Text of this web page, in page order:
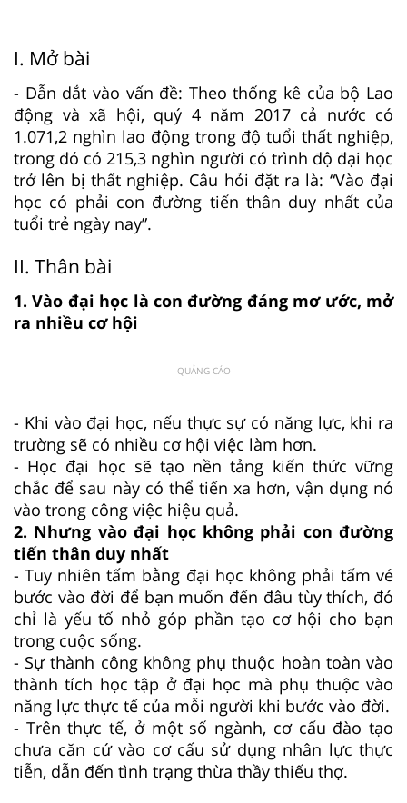
I. Mở bài
- Dẫn dắt vào vấn đề: Theo thống kê của bộ Lao
động và xã hội, quý 4 năm 2017 cả nước có
1.071,2 nghìn lao động trong độ tuổi thất nghiệp,
trong đó có 215,3 nghìn người có trình độ đại học
trở lên bị thất nghiệp. Câu hỏi đặt ra là: “Vào đại
học có phải con đường tiến thân duy nhất của
tuổi trẻ ngày nay”.
II. Thân bài
1. Vào đại học là con đường đáng mơ ước, mở
ra nhiều cơ hội
QUẢNG CÁO
- Khi vào đại học, nếu thực sự có năng lực, khi ra
trường sẽ có nhiều cơ hội việc làm hơn.
- Học đại học sẽ tạo nền tảng kiến thức vững
chắc để sau này có thể tiến xa hơn, vận dụng nó
vào trong công việc hiệu quả.
2. Nhưng vào đại học không phải con đường
tiến thân duy nhất
- Tuy nhiên tấm bằng đại học không phải tấm vé
bước vào đời để bạn muốn đến đâu tùy thích, đó
chỉ là yếu tố nhỏ góp phần tạo cơ hội cho bạn
trong cuộc sống.
- Sự thành công không phụ thuộc hoàn toàn vào
thành tích học tập ở đại học mà phụ thuộc vào
năng lực thực tế của mỗi người khi bước vào đời.
- Trên thực tế, ở một số ngành, cơ cấu đào tạo
chưa căn cứ vào cơ cấu sử dụng nhân lực thực
tiễn, dẫn đến tình trạng thừa thầy thiếu thợ.